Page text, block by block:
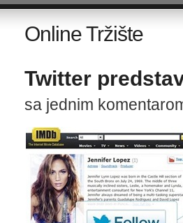
Online Tržište
Twitter
sa jednim